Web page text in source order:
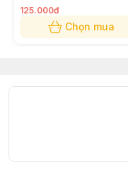
125.000đ
Chọn mua